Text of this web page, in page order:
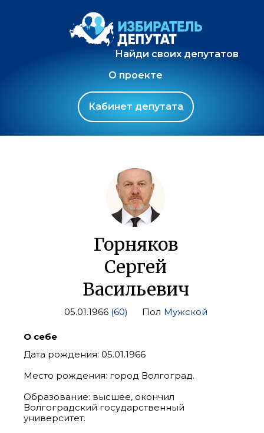
Найди своих депутатов
О проекте
Кабинет депутата
Горняков
Сергей
Васильевич
05.01.1966 (60) Пол Мужской
О себе
Дата рождения: 05.01.1966
Место рождения: город Волгоград.
Образование: высшее, окончил
Волгоградский государственный
университет.